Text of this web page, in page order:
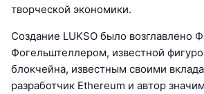
творческой экономики.
Создание LUKSO было возглавлено
Фогельштеллером, известной
блокчейна, известным своими
разработчик Ethereum и автор